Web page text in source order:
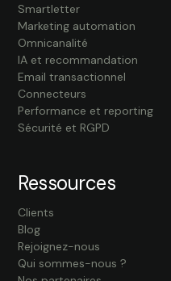
Smartletter
Marketing automation
Omnicanalité
IA et recommandation
Email transactionnel
Connecteurs
Performance et reporting
Sécurité et RGPD
Ressources
Clients
Blog
Rejoignez-nous
Qui sommes-nous ?